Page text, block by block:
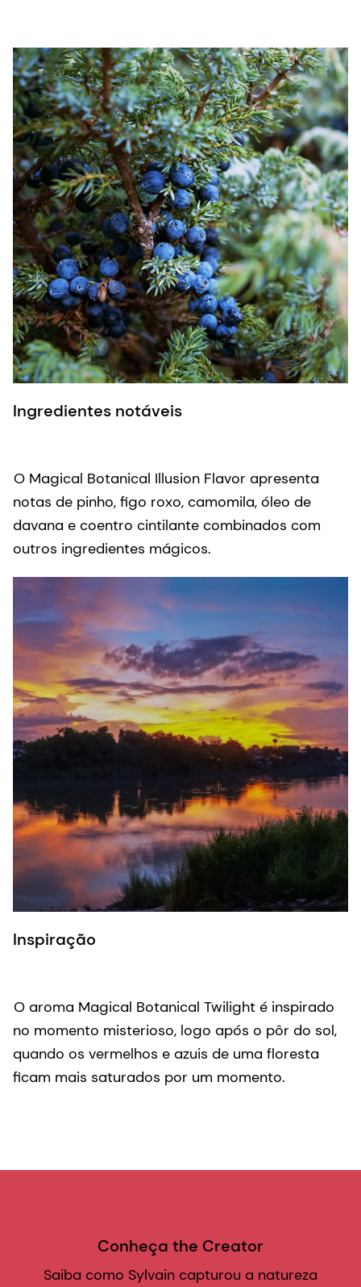
Ingredientes notáveis
O Magical Botanical Illusion Flavor apresenta
notas de pinho, figo roxo, camomila, óleo de
davana e coentro cintilante combinados com
outros ingredientes mágicos.
Inspiração
O aroma Magical Botanical Twilight é inspirado
no momento misterioso, logo após o pôr do sol,
quando os vermelhos e azuis de uma floresta
ficam mais saturados por um momento.
Conheça the Creator
Saiba como Sylvain capturou a natureza